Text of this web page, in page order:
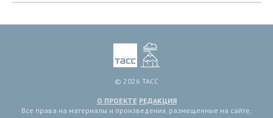
© 2026 ТАСС
О ПРОЕКТЕ РЕДАКЦИЯ
Все права на материалы и произведения, размещенные на сайте,